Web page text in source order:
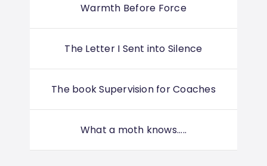
Warmth Before Force
The Letter I Sent into Silence
The book Supervision for Coaches
What a moth knows.....